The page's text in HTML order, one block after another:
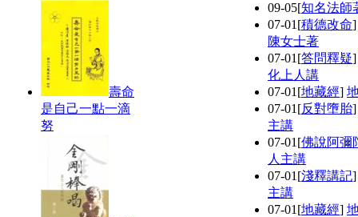
壽命
是自己一點一滴
努
09-05[知名法師
07-01 [積德改命
陳女士著
07-01 [答問釋疑
化上人講
07-01 [地藏經]
07-01 [反對墮胎
主講
07-01 [佛說阿彌
人主講
07-01 [淺釋講記
主講
07-01 [地藏經]